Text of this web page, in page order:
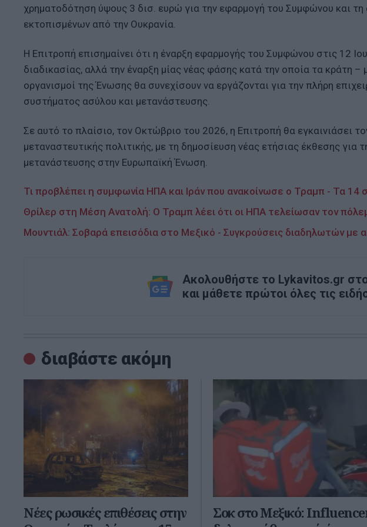
χρηματοδότηση ύψους 3 δισ. ευρώ για την εφαρμογή του Συμφώνου και
εκτοπισμένων από την Ουκρανία.
Η Επιτροπή επισημαίνει ότι η έναρξη εφαρμογής του Συμφώνου στις 12
διαδικασίας, αλλά την έναρξη μίας νέας φάσης κατά την οποία τα κράτη –
οργανισμοί της Ένωσης θα συνεχίσουν να εργάζονται για την πλήρη
συστήματος ασύλου και μετανάστευσης.
Σε αυτό το πλαίσιο, τον Οκτώβριο του 2026, η Επιτροπή θα εγκαινιάσει
μεταναστευτικής πολιτικής, με τη δημοσίευση νέας ετήσιας έκθεσης για
μετανάστευσης στην Ευρωπαϊκή Ένωση.
Τι προβλέπει η συμφωνία ΗΠΑ και Ιράν που ανακοίνωσε ο Τραμπ - Τα 14
Θρίλερ στη Μέση Ανατολή: Ο Τραμπ λέει ότι οι ΗΠΑ τελείωσαν τον
Μουντιάλ: Σοβαρά επεισόδια στο Μεξικό - Συγκρούσεις διαδηλωτών
Ακολουθήστε το Lykavitos.gr
και μάθετε πρώτοι όλες τις
διαβάστε ακόμη
Νέες ρωσικές επιθέσεις στην
Σοκ στο Μεξικό: